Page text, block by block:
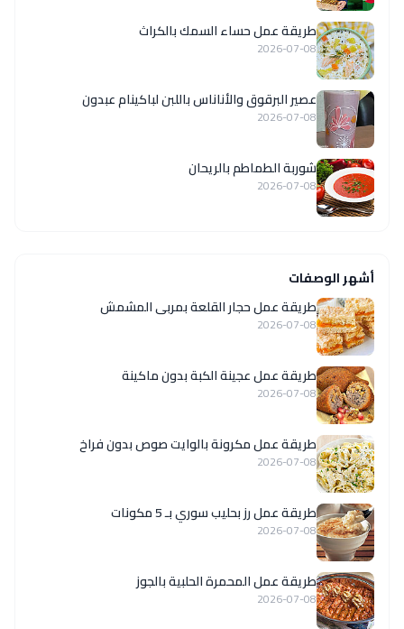
طريقة عمل حساء السمك بالكراث
2026-07-08
عصير البرقوق والأناناس باللبن لباكينام عبدون
2026-07-08
شوربة الطماطم بالريحان
2026-07-08
أشهر الوصفات
طريقة عمل حجار القلعة بمربى المشمش
2026-07-08
طريقة عمل عجينة الكبة بدون ماكينة
2026-07-08
طريقة عمل مكرونة بالوايت صوص بدون فراخ
2026-07-08
طريقة عمل رز بحليب سوري بـ 5 مكونات
2026-07-08
طريقة عمل المحمرة الحلبية بالجوز
2026-07-08